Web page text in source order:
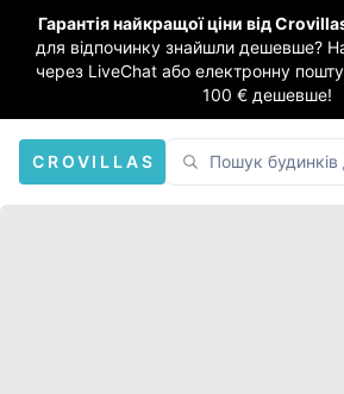
Гарантія найкращої ціни від
для відпочинку знайшли дешевше?
через LiveChat або електронну
100 € дешевше!
CROVILLAS